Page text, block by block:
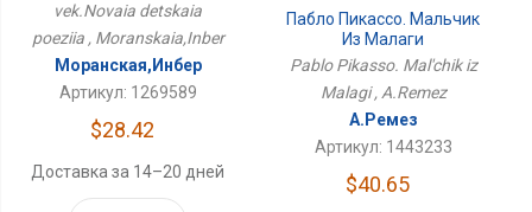
vek.Novaia detskaia
poeziia , Moranskaia,Inber
Моранская,Инбер
Артикул: 1269589
$28.42
Доставка за 14–20 дней
Пабло Пикассо. Мальчик
Из Малаги
Pablo Pikasso. Mal'chik iz
Malagi , A.Remez
А.Ремез
Артикул: 1443233
$40.65